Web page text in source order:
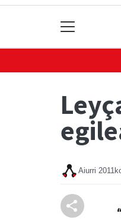
Aiurri